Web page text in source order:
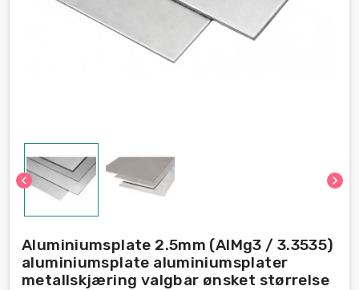
chevron_left chevron_right
Aluminiumsplate 2.5mm (AlMg3 / 3.3535)
aluminiumsplate aluminiumsplater
metallskjæring valgbar ønsket størrelse